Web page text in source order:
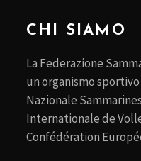
CHI SIAMO
La Federazione
un organismo
Nazionale
Internationale de
Confédération